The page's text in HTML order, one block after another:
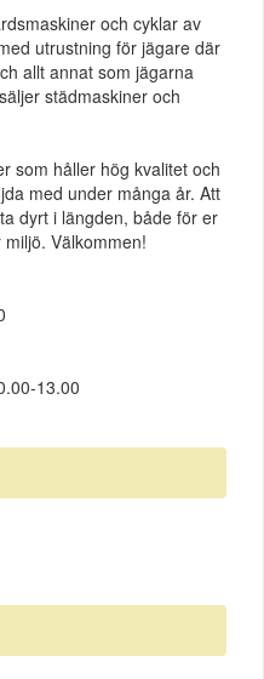
och cyklar av
utrustning för jägare där
allt annat som jägarna
städmaskiner och
som håller hög kvalitet och
med under många år. Att
dyrt i längden, både för er
Välkommen!
13.00